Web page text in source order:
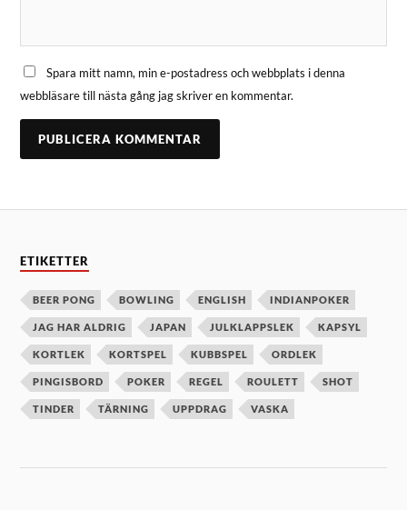
Spara mitt namn, min e-postadress och webbplats i denna
webbläsare till nästa gång jag skriver en kommentar.
ETIKETTER
BEER PONG BOWLING ENGLISH INDIANPOKER
JAG HAR ALDRIG JAPAN JULKLAPPSLEK KAPSYL
KORTLEK KORTSPEL KUBBSPEL ORDLEK
PINGISBORD POKER REGEL ROULETT SHOT
TINDER TÄRNING UPPDRAG VASKA